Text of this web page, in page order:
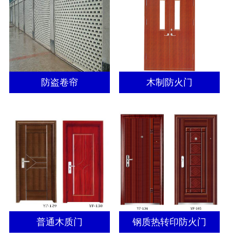
防盗卷帘 木制防火门
普通木质门 钢质热转印防火门